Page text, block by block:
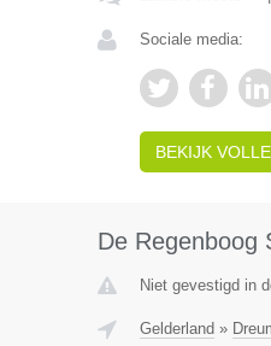
Sociale media:
BEKIJK
De Regenboog
Niet gevestigd in
Gelderland »